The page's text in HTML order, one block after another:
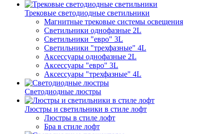
Трековые светодиодные светильники
Магнитные трековые системы освещения
Светильники однофазные 2L
Светильники "евро" 3L
Светильники "трехфазные" 4L
Аксессуары однофазные 2L
Аксессуары "евро" 3L
Аксессуары "трехфазные" 4L
Светодиодные люстры
Люстры и светильники в стиле лофт
Люстры в стиле лофт
Бра в стиле лофт